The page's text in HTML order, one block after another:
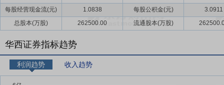
每股经营现金流(元)
1.0838 每股公积金(元)
3.0911
总股本(万股)
262500.00 流通股本(万股)
华西证券指标趋势
利润趋势 收入趋势